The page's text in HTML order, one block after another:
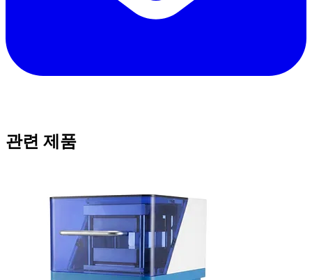
관련 제품